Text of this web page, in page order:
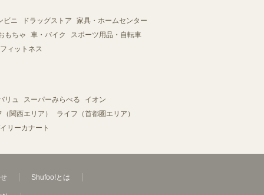
ビニ ドラッグストア
家具・ホームセンター
もちゃ 車・バイク
スポーツ用品・自転車
ィットネス
リュ スーパーみらべる
イオン
関西エリア）
ライフ（首都圏エリア）
リーカナート
Shufoo!とは